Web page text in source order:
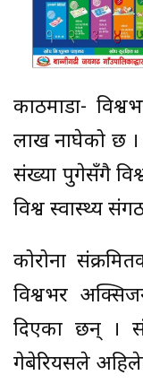
काठमाडौं-
लाख नाघेको छ
संख्या पुगेसँगै
विश्व स्वास्थ्य
कोरोना
विश्वभर
दिएका छन् ।
गेबेरियसले